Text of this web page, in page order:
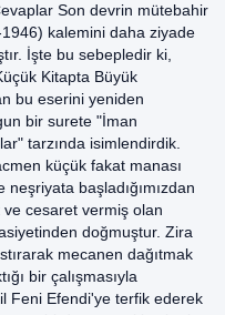
Son devrin mütebahir
kalemini daha ziyade
İşte bu sebepledir ki,
Kitapta Büyük
bu eserini yeniden
bir surete "İman
tarzında isimlendirdik.
küçük fakat manası
başladığımızdan
cesaret vermiş olan
doğmuştur. Zira
mecanen dağıtmak
bir çalışmasıyla
Feni Efendi'ye terfik ederek